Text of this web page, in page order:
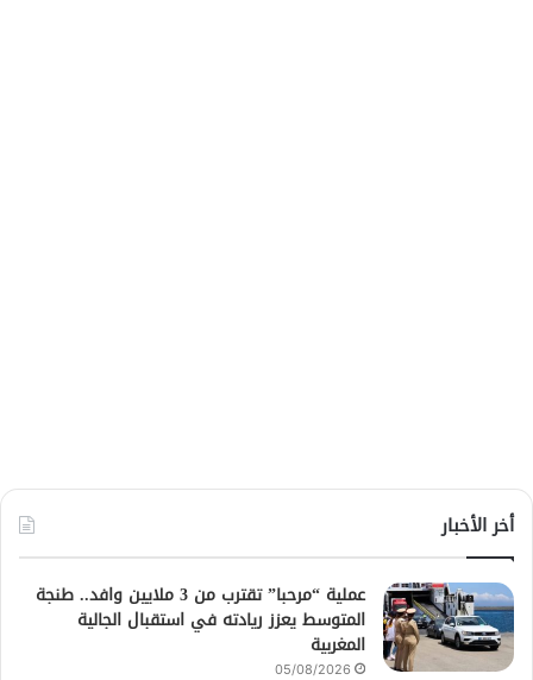
أخر الأخبار
عملية “مرحبا” تقترب من 3 ملايين وافد.. طنجة
المتوسط يعزز ريادته في استقبال الجالية
المغربية
05/08/2026